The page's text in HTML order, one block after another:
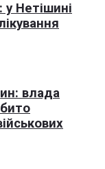
у Нетішині
влада